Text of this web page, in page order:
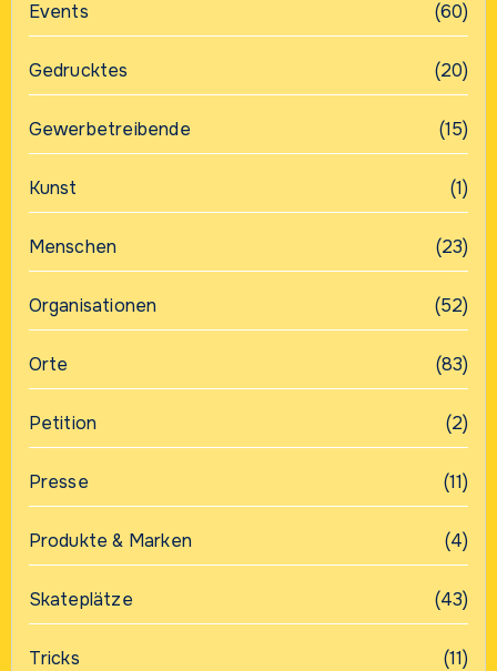
Events (60)
Gedrucktes (20)
Gewerbetreibende (15)
Kunst (1)
Menschen (23)
Organisationen (52)
Orte (83)
Petition (2)
Presse (11)
Produkte & Marken (4)
Skateplätze (43)
Tricks (11)